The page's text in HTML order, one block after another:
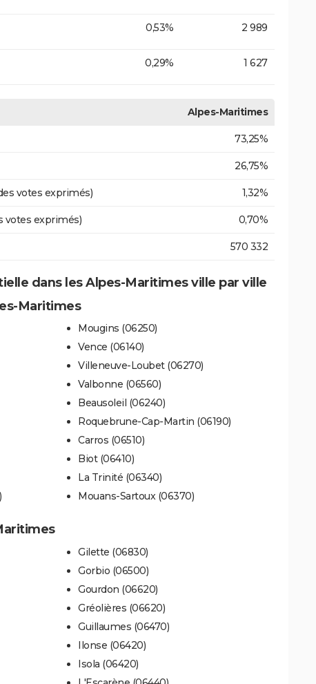
0,53% 2 989
0,29% 1 627
Alpes-Maritimes
73,25%
26,75%
votes exprimés) 1,32%
votes exprimés) 0,70%
570 332
dans les Alpes-Maritimes ville par ville
Maritimes
Mougins (06250)
Vence (06140)
Villeneuve-Loubet (06270)
Valbonne (06560)
Beausoleil (06240)
Roquebrune-Cap-Martin (06190)
Carros (06510)
Biot (06410)
La Trinité (06340)
Mouans-Sartoux (06370)
Gilette (06830)
Gorbio (06500)
Gourdon (06620)
Gréolières (06620)
Guillaumes (06470)
Ilonse (06420)
Isola (06420)